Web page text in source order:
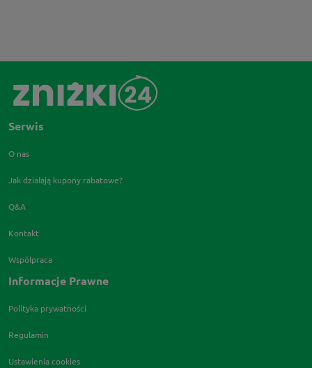
Serwis
O nas
Jak działają kupony rabatowe?
Q&A
Kontakt
Współpraca
Informacje Prawne
Polityka prywatności
Regulamin
Ustawienia cookies